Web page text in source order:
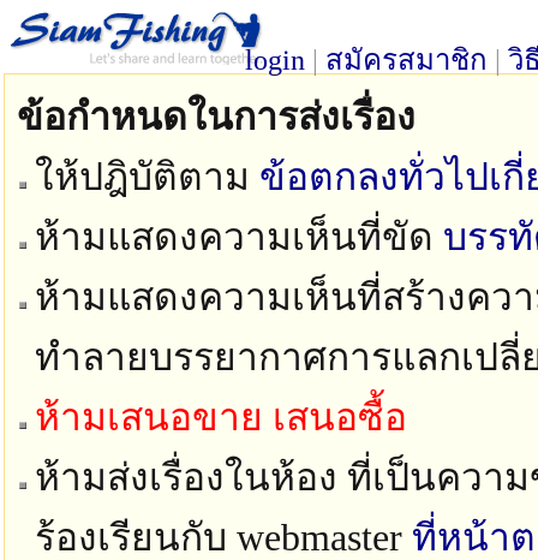
login | สมัครสมาชิก | วิ
ข้อกำหนดในการส่งเรื่อง
ให้ปฎิบัติตาม ข้อตกลงทั่วไปเ
ห้ามแสดงความเห็นที่ขัด บรร
ห้ามแสดงความเห็นที่สร้างคว
ทำลายบรรยากาศการแลกเปลี่
ห้ามเสนอขาย เสนอซื้อ
ห้ามส่งเรื่องในห้อง ที่เป็นคว
ร้องเรียนกับ webmaster ที่หน้า